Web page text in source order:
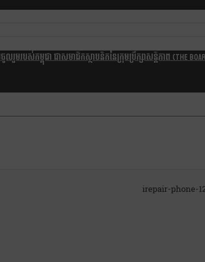
រួមរបស់កម្ពុជា ជាសមាជិកស្ថាបនិកនៃក្រុមប្រឹក្សាសន្តិភាព (The
irepair-phone-